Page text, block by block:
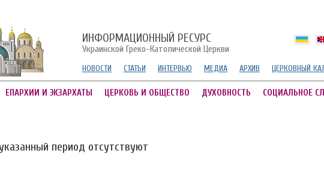
ИНФОРМАЦИОННЫЙ РЕСУРС
Украинской Греко-Католической Церкви
НОВОСТИ СТАТЬИ ИНТЕРВЬЮ МЕДИА АРХИВ ЦЕРКОВНЫЙ
ЕПАРХИИ И ЭКЗАРХАТЫ ЦЕРКОВЬ И ОБЩЕСТВО ДУХОВНОСТЬ СОЦИАЛЬНОЕ
период отсутствуют